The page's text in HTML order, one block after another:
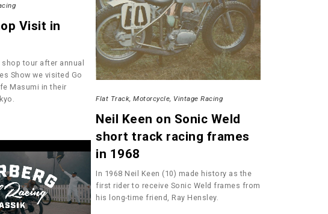
Visit in
tour after annual
Show we visited Go
Masumi in their
Flat Track Motorcycle Vintage Racing
Neil Keen on Sonic Weld
short track racing frames
in 1968
In 1968 Neil Keen (10) made history as the
first rider to receive Sonic Weld frames from
his long-time friend, Ray Hensley.